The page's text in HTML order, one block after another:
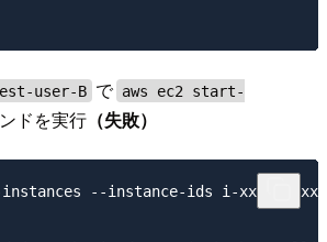
user-B で aws ec2 start-
ドを実行（失敗）
--instance-ids i-